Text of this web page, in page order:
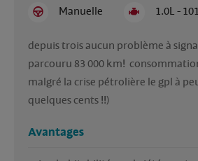
Manuelle 1.0L -
depuis trois aucun problème à
parcouru 83 000 km!
malgré la crise pétrolière le gpl à
quelques cents !!)
Avantages